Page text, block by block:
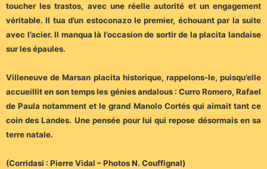
toucher les trastos, avec une réelle autorité et un engagement
véritable. Il tua d’un estoconazo le premier, échouant par la suite
avec l’acier. Il manqua là l’occasion de sortir de la placita landaise
sur les épaules.
Villeneuve de Marsan placita historique, rappelons-le, puisqu’elle
accueillit en son temps les génies andalous : Curro Romero, Rafael
de Paula notamment et le grand Manolo Cortés qui aimait tant ce
coin des Landes. Une pensée pour lui qui repose désormais en sa
terre natale.
(Corridasi : Pierre Vidal – Photos N. Couffignal)